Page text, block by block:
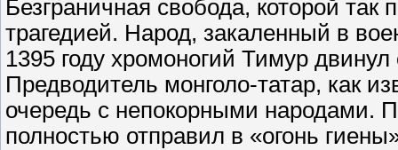
Безграничная свобода, которой
трагедией. Народ, закаленный в
1395 году хромоногий Тимур
Предводитель монголо-татар, как
очередь с непокорными народами.
полностью отправил в «огонь